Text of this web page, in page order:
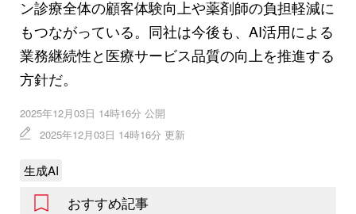
ン診療全体の顧客体験向上や薬剤師の負担軽減に
もつながっている。同社は今後も、AI活用による
業務継続性と医療サービス品質の向上を推進する
方針だ。
2025年12月03日 14時16分 公開
2025年12月03日 14時16分 更新
生成AI
おすすめ記事